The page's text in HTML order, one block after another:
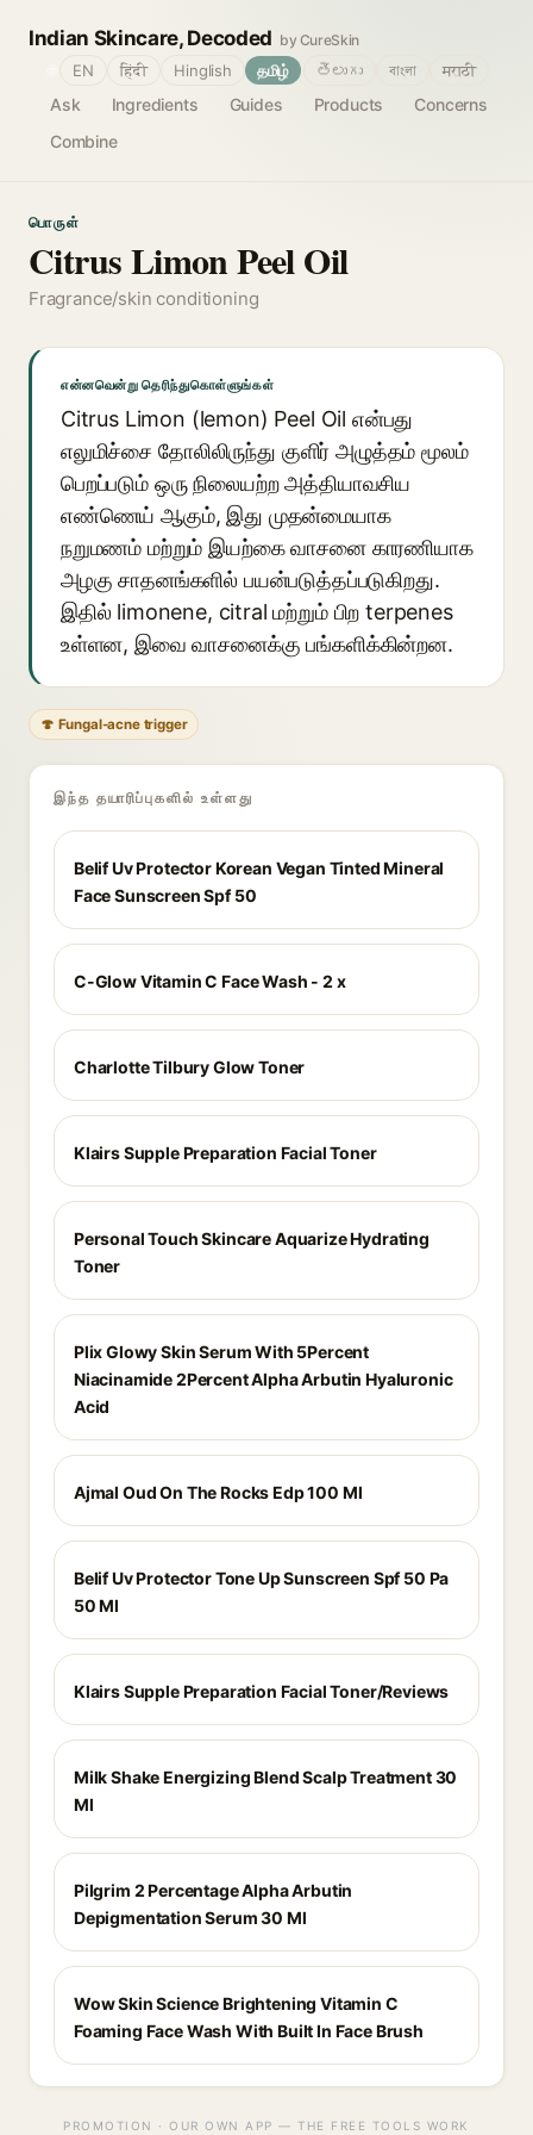
Indian Skincare, Decoded by CureSkin
Ask Ingredients Guides Products
Concerns
Combine
EN हिंदी Hinglish தமிழ் తెలుగు বাংলা मराठी
பொருள்
Citrus Limon Peel Oil
Fragrance/skin conditioning
என்னவென்று தெரிந்துகொள்ளுங்கள்
Citrus Limon (lemon) Peel Oil என்பது
எலுமிச்சை தோலிலிருந்து குளிர் அழுத்தம் மூலம்
பெறப்படும் ஒரு நிலையற்ற அத்தியாவசிய
எண்ணெய் ஆகும், இது முதன்மையாக
நறுமணம் மற்றும் இயற்கை வாசனை காரணியாக
அழகு சாதனங்களில் பயன்படுத்தப்படுகிறது.
இதில் limonene, citral மற்றும் பிற terpenes
உள்ளன, இவை வாசனைக்கு பங்களிக்கின்றன.
🍄 Fungal-acne trigger
இந்த தயாரிப்புகளில் உள்ளது
Belif Uv Protector Korean Vegan Tinted Mineral
Face Sunscreen Spf 50
C-Glow Vitamin C Face Wash - 2 x
Charlotte Tilbury Glow Toner
Klairs Supple Preparation Facial Toner
Personal Touch Skincare Aquarize Hydrating
Toner
Plix Glowy Skin Serum With 5Percent
Niacinamide 2Percent Alpha Arbutin Hyaluronic
Acid
Ajmal Oud On The Rocks Edp 100 Ml
Belif Uv Protector Tone Up Sunscreen Spf 50 Pa
50 Ml
Klairs Supple Preparation Facial Toner/Reviews
Milk Shake Energizing Blend Scalp Treatment 30
Ml
Pilgrim 2 Percentage Alpha Arbutin
Depigmentation Serum 30 Ml
Wow Skin Science Brightening Vitamin C
Foaming Face Wash With Built In Face Brush
PROMOTION · OUR OWN APP — THE FREE TOOLS WORK